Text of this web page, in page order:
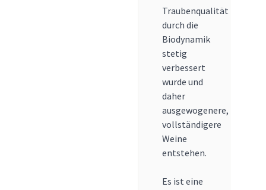
Traubenqualität
durch die
Biodynamik
stetig
verbessert
wurde und
daher
ausgewogenere,
vollständigere
Weine
entstehen.
Es ist eine